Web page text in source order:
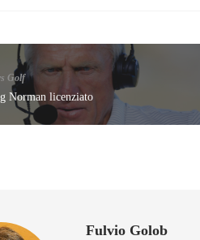
Golf
Norman licenziato
Fulvio Golob